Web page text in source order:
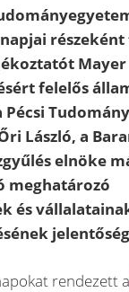
Mayer
felelős
Pécsi
László, a
elnöke
meghatározó
és
rendezett a